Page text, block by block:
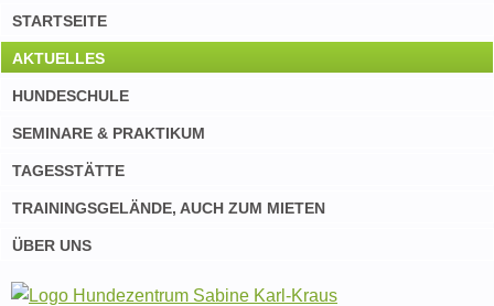
STARTSEITE
AKTUELLES
HUNDESCHULE
SEMINARE & PRAKTIKUM
TAGESSTÄTTE
TRAININGSGELÄNDE, AUCH ZUM MIETEN
ÜBER UNS